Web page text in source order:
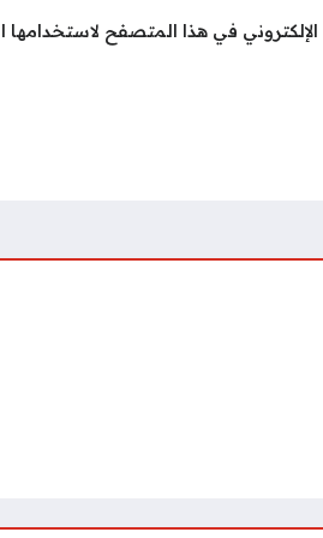
في هذا المتصفح لاستخدامها